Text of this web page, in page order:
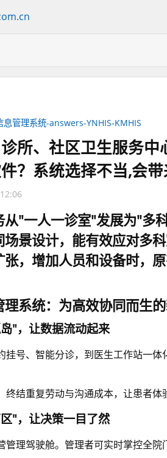
息管理系统-answers-YNHIS-KMHIS
所、社区卫生服务
？系统选择不当,会带
从"一人一诊室"发展为"多
场景设计，能有效应对多
张，增加人员和设备时，
理系统：为高效协同而生
"，让数据流动起来
挂号、智能分诊，到医生工作站一
终结重复劳动与沟通成本，让患者体
"，让决策一目了然
管理驾驶舱。管理者可实时掌控全